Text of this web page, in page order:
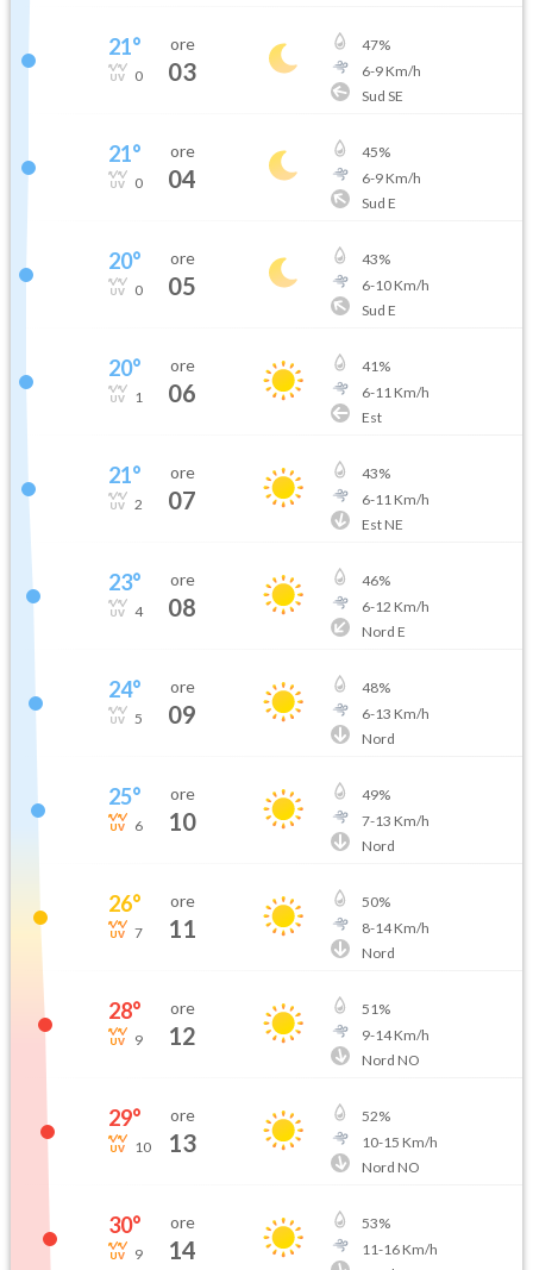
21°
0
ore
03
47%
6-9Km/h
Sud SE
21°
0
ore
04
45%
6-9Km/h
Sud E
20°
0
ore
05
43%
6-10Km/h
Sud E
20°
1
ore
06
41%
6-11 Km/h
Est
21°
2
ore
07
43%
6-11 Km/h
Est NE
23°
4
ore
08
46%
6-12 Km/h
Nord E
24°
5
ore
09
48%
6-13 Km/h
Nord
25°
6
ore
10
49%
7-13 Km/h
Nord
26°
7
ore
11
50%
8-14Km/h
Nord
28°
9
ore
12
51%
9-14Km/h
Nord NO
29°
10
ore
13
52%
10-15 Km/h
Nord NO
30°
9
ore
14
53%
11-16Km/h